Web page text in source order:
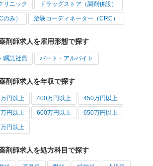
リニック ドラッグストア（調剤併設）
み） 治験コーディネーター（CRC）
剤師求人を雇用形態で探す
嘱託社員 パート・アルバイト
剤師求人を年収で探す
円以上 400万円以上 450万円以上
円以上 600万円以上 650万円以上
円以上
剤師求人を処方科目で探す